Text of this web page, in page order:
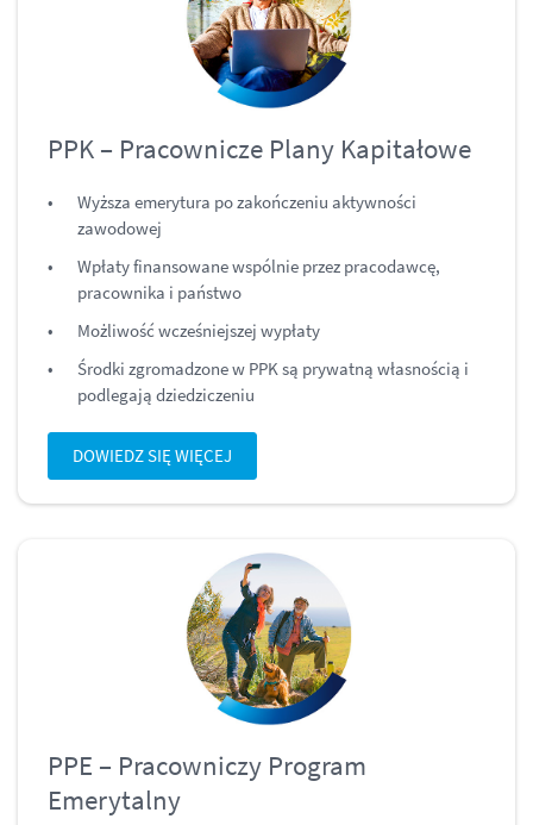
PPK – Pracownicze Plany Kapitałowe
Wyższa emerytura po zakończeniu aktywności
zawodowej
Wpłaty finansowane wspólnie przez pracodawcę,
pracownika i państwo
Możliwość wcześniejszej wypłaty
Środki zgromadzone w PPK są prywatną własnością i
podlegają dziedziczeniu
DOWIEDZ SIĘ WIĘCEJ
PPE – Pracowniczy Program
Emerytalny